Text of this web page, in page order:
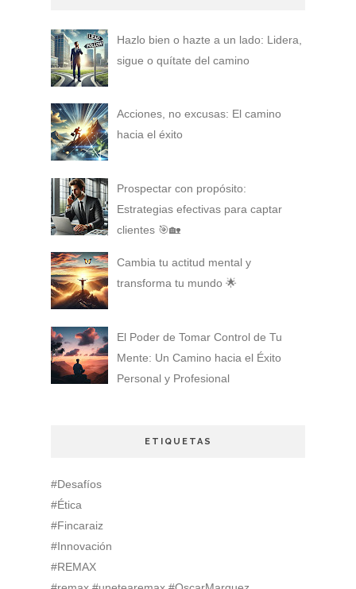
Hazlo bien o hazte a un lado: Lidera,
sigue o quítate del camino
Acciones, no excusas: El camino
hacia el éxito
Prospectar con propósito:
Estrategias efectivas para captar
clientes 🎯🏡
Cambia tu actitud mental y
transforma tu mundo 🌟
El Poder de Tomar Control de Tu
Mente: Un Camino hacia el Éxito
Personal y Profesional
ETIQUETAS
#Desafíos
#Ética
#Fincaraiz
#Innovación
#REMAX